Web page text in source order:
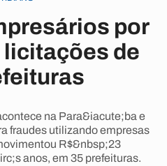
por
licitações de
na Para&iacute;ba e
fraudes utilizando empresas
R$&nbsp;23
anos, em 35 prefeituras.